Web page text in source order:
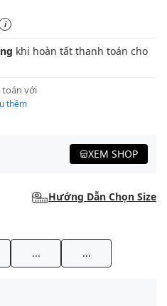
i
khi hoàn tất thanh toán cho
với
thêm
XEM SHOP
Hướng Dẫn Chọn Size
... ...